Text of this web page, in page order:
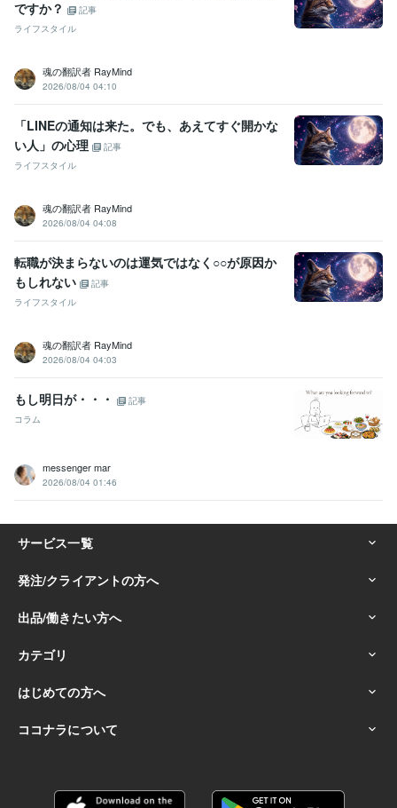
ですか？
記事
ライフスタイル
魂の翻訳者 RayMind
2026/08/04 04:10
「LINEの通知は来た。でも、あえてすぐ開かな
い人」の心理
記事
ライフスタイル
魂の翻訳者 RayMind
2026/08/04 04:08
転職が決まらないのは運気ではなく○○が原因か
もしれない
記事
ライフスタイル
魂の翻訳者 RayMind
2026/08/04 04:03
もし明日が・・・
記事
コラム
messenger mar
2026/08/04 01:46